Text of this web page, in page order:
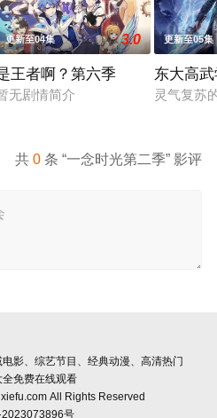
重生跌落凡尘沦为底层杂役！身
更新至04集 3.0
王者啊？第六季
无剧情简介
更新至05集
东大高
灵气复苏
共0 条 “一念时光第二季” 影评
影、综艺节目、经典动漫、高清热门
全免费在线观看
All Rights Reserved
2023073896号